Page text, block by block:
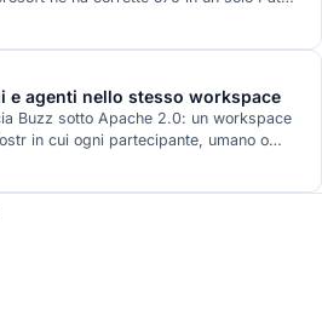
Critical Patch Update. Il motore comune
e agenti nello stesso workspace
Buzz sotto Apache 2.0: un workspace
in cui ogni partecipante, umano o
Come funziona, dove si colloca